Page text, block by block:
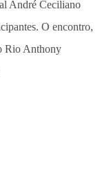
André Ceciliano
O encontro,
Rio Anthony